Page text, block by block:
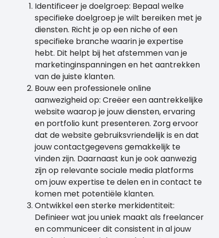
Identificeer je doelgroep: Bepaal welke
specifieke doelgroep je wilt bereiken met je
diensten. Richt je op een niche of een
specifieke branche waarin je expertise
hebt. Dit helpt bij het afstemmen van je
marketinginspanningen en het aantrekken
van de juiste klanten.
Bouw een professionele online
aanwezigheid op: Creëer een aantrekkelijke
website waarop je jouw diensten, ervaring
en portfolio kunt presenteren. Zorg ervoor
dat de website gebruiksvriendelijk is en dat
jouw contactgegevens gemakkelijk te
vinden zijn. Daarnaast kun je ook aanwezig
zijn op relevante sociale media platforms
om jouw expertise te delen en in contact te
komen met potentiële klanten.
Ontwikkel een sterke merkidentiteit:
Definieer wat jou uniek maakt als freelancer
en communiceer dit consistent in al jouw